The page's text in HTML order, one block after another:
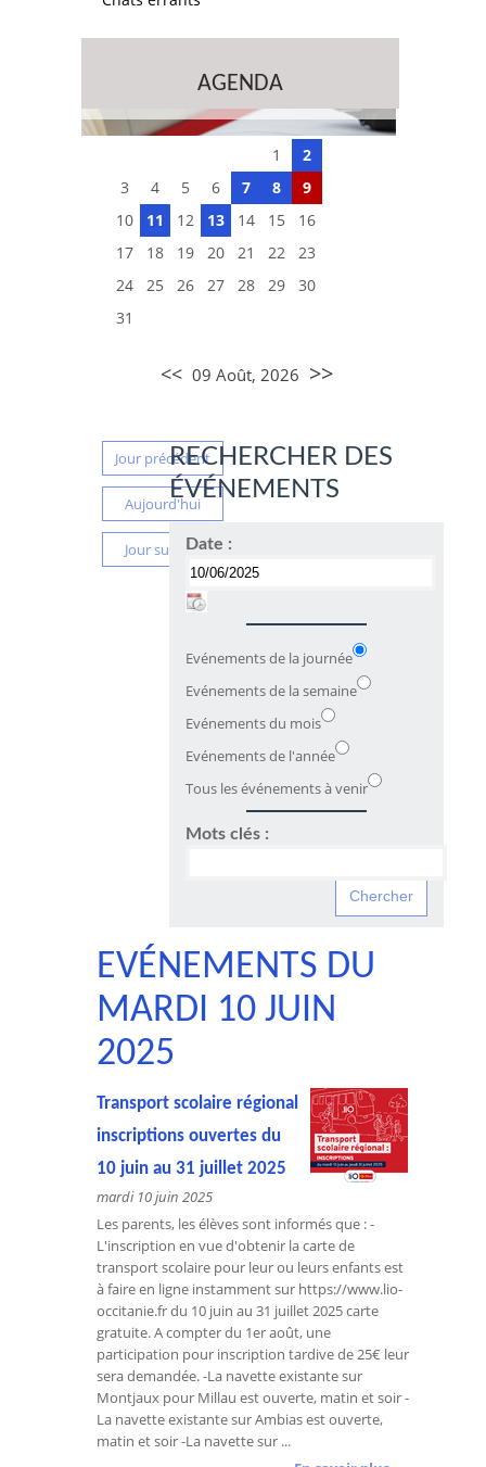
AGENDA
1
2
3
4 5 6 7 8
9
10
11 12 13 14 15
16
17
18 19 20 21 22
23
24
25 26 27 28 29
30
31
<< 09 Août, 2026 >>
Jour précédent
Aujourd'hui
Jour suivant
RECHERCHER DES
ÉVÉNEMENTS
Date :
Evénements de la journée
Evénements de la semaine
Evénements du mois
Evénements de l'année
Tous les événements à venir
Mots clés :
EVÉNEMENTS DU
MARDI 10 JUIN
2025
Transport scolaire régional
inscriptions ouvertes du
10 juin au 31 juillet 2025
mardi 10 juin 2025
Les parents, les élèves sont informés que : -
L'inscription en vue d'obtenir la carte de
transport scolaire pour leur ou leurs enfants est
à faire en ligne instamment sur https://www.lio-
occitanie.fr du 10 juin au 31 juillet 2025 carte
gratuite. A compter du 1er août, une
participation pour inscription tardive de 25€ leur
sera demandée. -La navette existante sur
Montjaux pour Millau est ouverte, matin et soir -
La navette existante sur Ambias est ouverte,
matin et soir -La navette sur ...